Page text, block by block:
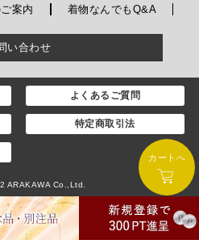
案内 着物なんでもQ&A
い合わせ
よくあるご質問
特定商取引法
ARAKAWA Co.,Ltd.
カートへ